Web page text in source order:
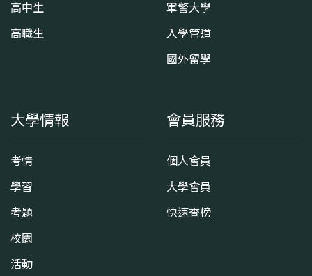
高中生
高職生
軍警大學
入學管道
國外留學
大學情報
考情
學習
考題
校園
活動
會員服務
個人會員
大學會員
快速查榜